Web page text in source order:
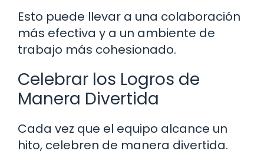
Esto puede llevar a una colaboración
más efectiva y a un ambiente de
trabajo más cohesionado.
Celebrar los Logros de
Manera Divertida
Cada vez que el equipo alcance un
hito, celebren de manera divertida.